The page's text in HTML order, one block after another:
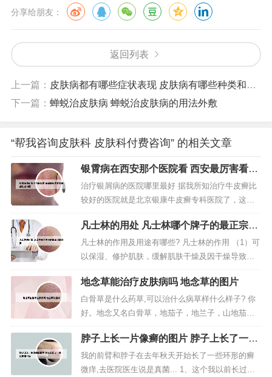
分享给朋友：
返回列表
上一篇： 皮肤病都有哪些症状表现 皮肤病有哪些种类和症状和治疗
下一篇： 蝉蜕治皮肤病 蝉蜕治皮肤病的用法外敷
“帮我咨询皮肤科 皮肤科付费咨询” 的相关文章
银霄病在西安那个医院看 西安最厉害看银
屑病的老中医
治疗银屑病的医院哪里最好 据我所知治疗牛皮癣比
较好的医院就是北京银康牛皮癣专科医院了，这家
医院信用挺好，信誉也高。治疗银屑病有很多的方
法，但是每个的具体情况都是不一样的，你可以去
湖南省消防总队医院牛皮癣治疗基地做个检查，知
道你的病因之后，再看看你的个人情况，专家会为
你制定你的个人的医疗方案的。我居住...
凡士林的用处 凡士林哪个牌子的最正宗最
好用
凡士林的作用及用途有哪些? 凡士林的作用 （1）可
以保湿、修护肌肤，缓解肌肤干燥及因干燥导致的
各种肌肤问题。（2）凡士林使伤口部位的皮肤组织
湿润并减少空气接触，保持自身修复能力较高的状
态，不易留疤。滋润唇部。将凡士林涂于唇部，可
以滋润唇部。也可以涂完口红后再涂它，可使双唇
更加光滑水亮。或者将它涂在唇...
地念草能治疗皮肤病吗 地念草的图片
白骨草是什么药草,可以治什么病草样什么样子? 你
好。地念又名白骨草，地茄子，地兰子，山地茄，
盘地蜈蚣，地落苏，菠萝草，铺地锦。药用部分：
根及全草入药，夏秋采收。用途：性味酸、甘，
平。能止血，活血，解毒，健脾，除湿热。治菌
痢，腰腿痛，风寒湿痹。具有补充能量，增加营养
脖子上长一片像癣的图片 脖子上长了一片
一片像癣一样
我的前臂和脖子在去年秋天开始长了一些环形的癣
微痒,去医院医生说是真菌... 1、这个我以前长过，